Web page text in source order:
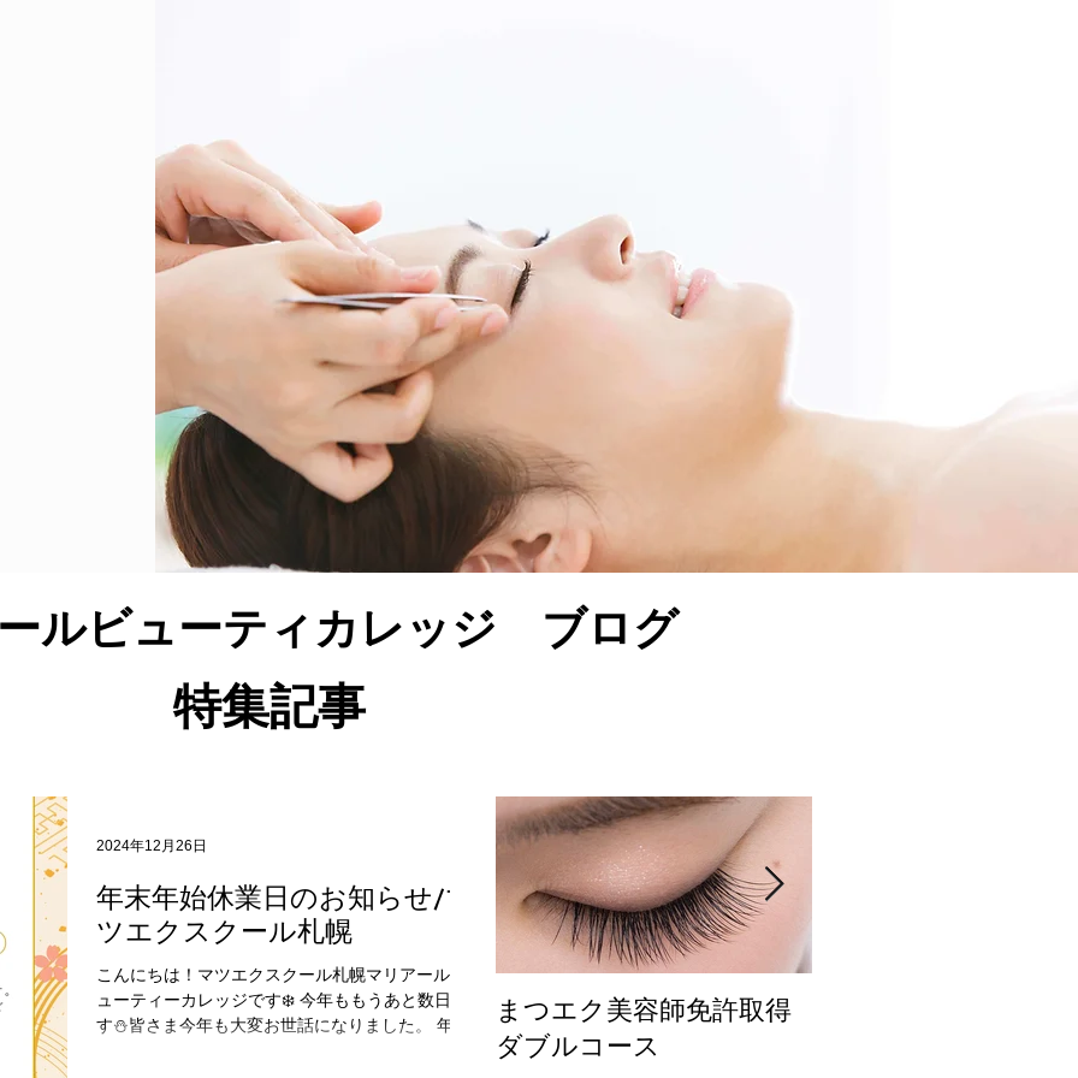
ルビューティカレッジ ブログ
特集記事
年末年始休業日のお知らせ/マ
ツエクスクール札幌
こんにちは！マツエクスクール札幌マリアールビ
ューティーカレッジです❄️ 今年ももうあと数日で
す⛄皆さま今年も大変お世話になりました。 年末
2024年12月26日
まつエク美容師免許取得
ダブルコース